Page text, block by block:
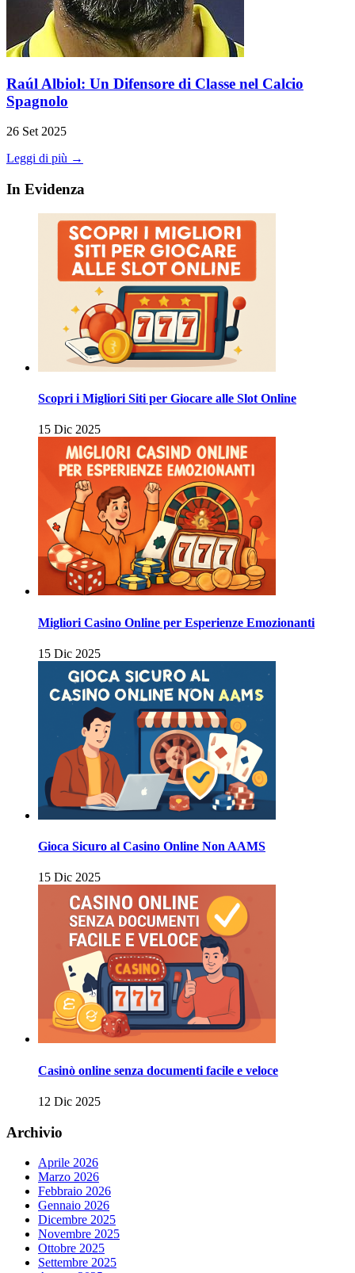
Raúl Albiol: Un Difensore di Classe nel Calcio
Spagnolo
26 Set 2025
Leggi di più →
In Evidenza
Scopri i Migliori Siti per Giocare alle Slot Online
15 Dic 2025
Migliori Casino Online per Esperienze Emozionanti
15 Dic 2025
Gioca Sicuro al Casino Online Non AAMS
15 Dic 2025
Casinò online senza documenti facile e veloce
12 Dic 2025
Archivio
Aprile 2026
Marzo 2026
Febbraio 2026
Gennaio 2026
Dicembre 2025
Novembre 2025
Ottobre 2025
Settembre 2025